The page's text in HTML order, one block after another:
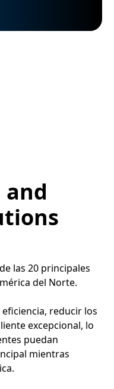
las 20 principales
del Norte.
reducir los
excepcional, lo
puedan
mientras